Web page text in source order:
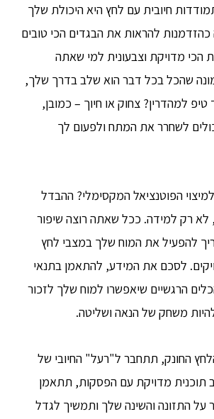
חיובית עם לחץ היא היכולת שלך
להראות את הבגדים הכי טובים
מדויקת וצבעונית למי שאתה
שהכל בכל דבר הוא שלב בדרך שלך,
למהדרין? צחוק או חיוך – כמובן,
לשחרר את המתח ולפעום לך
הפוטנציאל המקסימלי? ההבדל
לא רק למידה. ככל שאתה רוצה שיפור
להפעיל את המוח שלך במצבי לחץ
לסכם את המידע, להתאמן בתנאי
הרגשיים שיאפשרו למוח שלך לזכור
משחק של הנאה ושליטה.
החונק, תתחבר ל"רעל" החיובי של
תוכנית מדויקת עם הפסקות, תתאמן
על התזונה והשינה שלך ותמשיך לגדל